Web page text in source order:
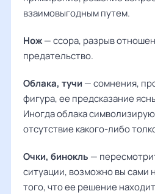
взаимовыгодным путем.
Нож— ссора, разрыв
предательство.
Облака, тучи — сомнения,
фигура, ее предсказание
Иногда облака
отсутствие какого-либо
Очки, бинокль —
ситуации, возможно вы сами
того, что ее решение